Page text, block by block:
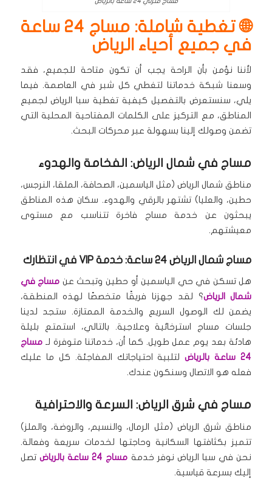
🌐 تغطية شاملة: مساج 24 ساعة
في جميع أحياء الرياض
لأننا نؤمن بأن الراحة يجب أن تكون متاحة للجميع، فقد
وسعنا شبكة خدماتنا لتغطي كل شبر في العاصمة. فيما
يلي، سنستعرض بالتفصيل كيفية تغطية سبا الرياض لجميع
المناطق، مع التركيز على الكلمات المفتاحية المحلية التي
تضمن وصولك إلينا بسهولة عبر محركات البحث.
مساج في شمال الرياض: الفخامة والهدوء
مناطق شمال الرياض (مثل الياسمين، الصحافة، الملقا، النرجس،
حطين، والعليا) تشتهر بالرقي والهدوء. سكان هذه المناطق
يبحثون عن خدمة مساج فاخرة تتناسب مع مستوى
معيشتهم.
مساج شمال الرياض 24 ساعة: خدمة VIP في انتظارك
هل تسكن في حي الياسمين أو حطين وتبحث عن مساج في
شمال الرياض؟ لقد جهزنا فريقًا متخصصًا لهذه المنطقة،
يضمن لك الوصول السريع والخدمة الممتازة. ستجد لدينا
جلسات مساج استرخائية وعلاجية. بالتالي، استمتع بليلة
هادئة بعد يوم عمل طويل. كما أن، خدماتنا متوفرة لـمساج
24 ساعة بالرياض
لتلبية احتياجاتك المفاجئة. كل ما عليك
فعله هو الاتصال وسنكون عندك.
مساج في شرق الرياض: السرعة والاحترافية
مناطق شرق الرياض (مثل الرمال، والنسيم، والروضة، والملز)
تتميز بكثافتها السكانية وحاجتها لخدمات سريعة وفعالة.
نحن في سبا الرياض نوفر خدمة مساج 24 ساعة بالرياض
تصل
إليك بسرعة قياسية.